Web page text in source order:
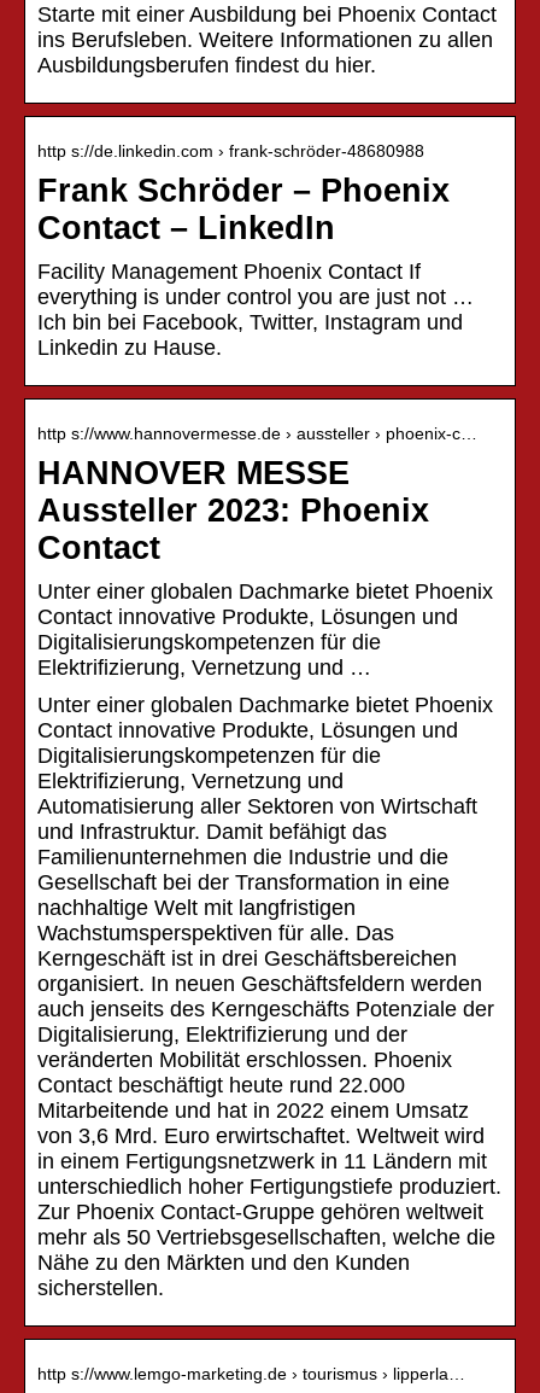
Starte mit einer Ausbildung bei Phoenix Contact
ins Berufsleben. Weitere Informationen zu allen
Ausbildungsberufen findest du hier.
http s://de.linkedin.com › frank-schröder-48680988
Frank Schröder – Phoenix
Contact – LinkedIn
Facility Management Phoenix Contact If
everything is under control you are just not …
Ich bin bei Facebook, Twitter, Instagram und
Linkedin zu Hause.
http s://www.hannovermesse.de › aussteller › phoenix-c…
HANNOVER MESSE
Aussteller 2023: Phoenix
Contact
Unter einer globalen Dachmarke bietet Phoenix
Contact innovative Produkte, Lösungen und
Digitalisierungskompetenzen für die
Elektrifizierung, Vernetzung und …
Unter einer globalen Dachmarke bietet Phoenix
Contact innovative Produkte, Lösungen und
Digitalisierungskompetenzen für die
Elektrifizierung, Vernetzung und
Automatisierung aller Sektoren von Wirtschaft
und Infrastruktur. Damit befähigt das
Familienunternehmen die Industrie und die
Gesellschaft bei der Transformation in eine
nachhaltige Welt mit langfristigen
Wachstumsperspektiven für alle. Das
Kerngeschäft ist in drei Geschäftsbereichen
organisiert. In neuen Geschäftsfeldern werden
auch jenseits des Kerngeschäfts Potenziale der
Digitalisierung, Elektrifizierung und der
veränderten Mobilität erschlossen. Phoenix
Contact beschäftigt heute rund 22.000
Mitarbeitende und hat in 2022 einem Umsatz
von 3,6 Mrd. Euro erwirtschaftet. Weltweit wird
in einem Fertigungsnetzwerk in 11 Ländern mit
unterschiedlich hoher Fertigungstiefe produziert.
Zur Phoenix Contact-Gruppe gehören weltweit
mehr als 50 Vertriebsgesellschaften, welche die
Nähe zu den Märkten und den Kunden
sicherstellen.
http s://www.lemgo-marketing.de › tourismus › lipperla…